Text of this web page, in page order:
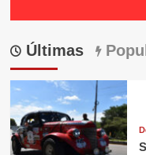
Últimas